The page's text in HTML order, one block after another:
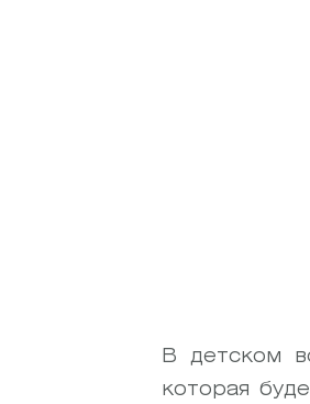
В детском
которая